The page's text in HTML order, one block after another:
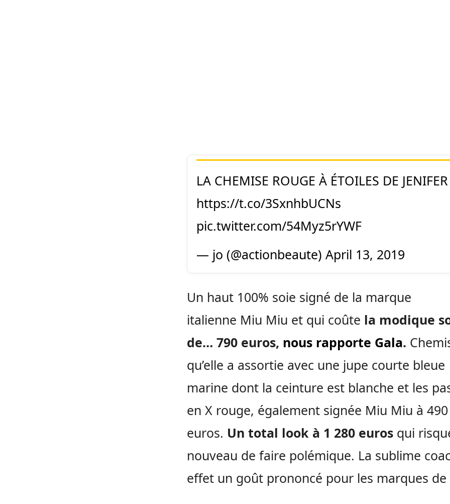
LA CHEMISE ROUGE À ÉTOILES DE JENIFER
https://t.co/3SxnhbUCNs
pic.twitter.com/54Myz5rYWF
— jo (@actionbeaute) April 13, 2019
Un haut 100% soie signé de la marque
italienne Miu Miu et qui coûte la modique
de… 790 euros, nous rapporte Gala.
qu’elle a assortie avec une jupe courte bleue
marine dont la ceinture est blanche et les
en X rouge, également signée Miu Miu à 490
euros. Un total look à 1 280 euros qui
nouveau de faire polémique. La sublime
effet un goût prononcé pour les marques de